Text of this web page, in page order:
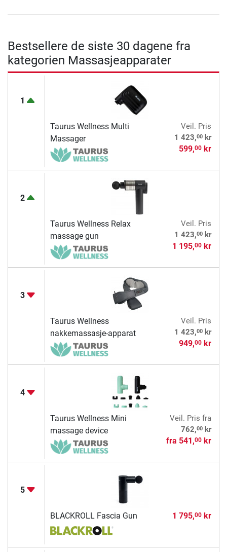
Bestsellere de siste 30 dagene fra
kategorien Massasjeapparater
1
Taurus Wellness Multi
Massager
Veil. Pris
1 423,00kr
599,00kr
2
Taurus Wellness Relax
massage gun
Veil. Pris
1 423,00kr
1 195,00kr
3
Taurus Wellness
nakkemassasje-apparat
Veil. Pris
1 423,00kr
949,00kr
4
Taurus Wellness Mini
massage device
Veil. Pris fra
762,00kr
fra 541,00kr
5
BLACKROLL Fascia Gun 1 795,00kr